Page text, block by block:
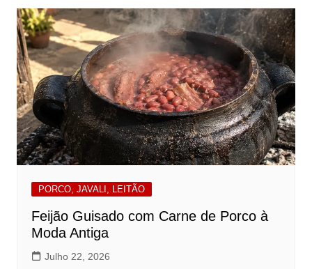
PORCO, JAVALI, LEITÃO
Feijão Guisado com Carne de Porco à
Moda Antiga
Julho 22, 2026